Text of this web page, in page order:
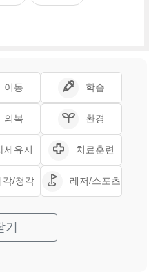
이동 학습
의복 환경
세유지 치료훈련
각/청각 레저/스포츠
기